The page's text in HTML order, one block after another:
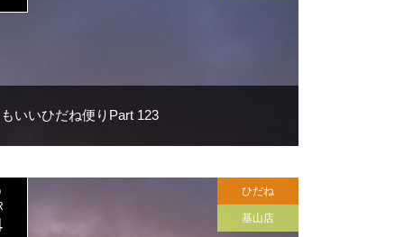
いいひだね便りPart 123
ひだね
基山店